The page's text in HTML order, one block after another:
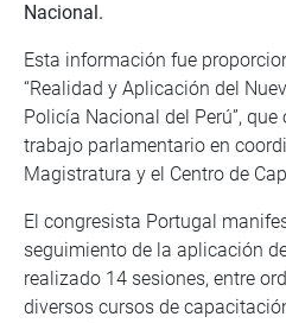
Nacional.
Esta información fue
“Realidad y Aplicación del
Policía Nacional del Perú”,
trabajo parlamentario en
Magistratura y el Centro de
El congresista Portugal
seguimiento de la aplicación
realizado 14 sesiones, entre
diversos cursos de